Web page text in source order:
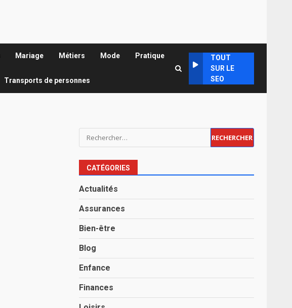
Mariage Métiers Mode Pratique
Transports de personnes
TOUT
SUR LE
SEO
Rechercher :
CATÉGORIES
Actualités
Assurances
Bien-être
Blog
Enfance
Finances